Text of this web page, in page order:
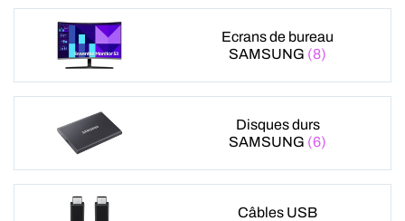
Ecrans de bureau
SAMSUNG (8)
Disques durs
SAMSUNG (6)
Câbles USB